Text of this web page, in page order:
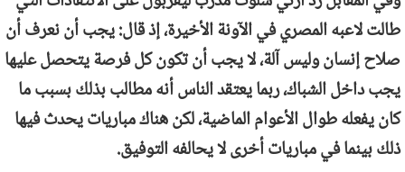
طالت لاعبه المصري في الآونة الأخيرة، إذ قال: يجب أن نعرف أن
صلاح إنسان وليس آلة، لا يجب أن تكون كل فرصة يتحصل عليها
يجب داخل الشباك، ربما يعتقد الناس أنه مطالب بذلك بسبب ما
كان يفعله طوال الأعوام الماضية، لكن هناك مباريات يحدث فيها
ذلك بينما في مباريات أخرى لا يحالفه التوفيق.